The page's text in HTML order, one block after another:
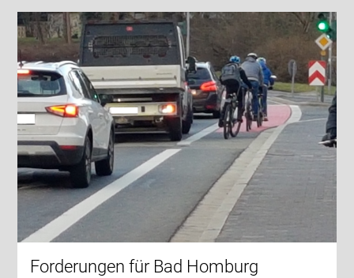
Forderungen für Bad Homburg